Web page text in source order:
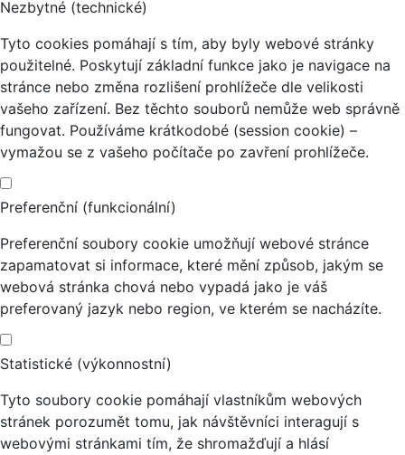
Nezbytné (technické)
Tyto cookies pomáhají s tím, aby byly webové stránky
použitelné. Poskytují základní funkce jako je navigace na
stránce nebo změna rozlišení prohlížeče dle velikosti
vašeho zařízení. Bez těchto souborů nemůže web správně
fungovat. Používáme krátkodobé (session cookie) –
vymažou se z vašeho počítače po zavření prohlížeče.
Preferenční (funkcionální)
Preferenční soubory cookie umožňují webové stránce
zapamatovat si informace, které mění způsob, jakým se
webová stránka chová nebo vypadá jako je váš
preferovaný jazyk nebo region, ve kterém se nacházíte.
Statistické (výkonnostní)
Tyto soubory cookie pomáhají vlastníkům webových
stránek porozumět tomu, jak návštěvníci interagují s
webovými stránkami tím, že shromažďují a hlásí